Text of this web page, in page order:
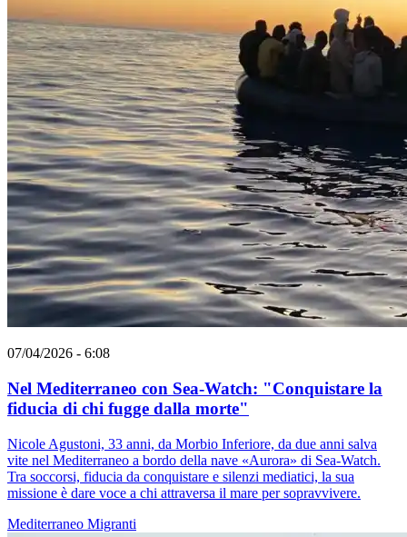
07/04/2026 - 6:08
Nel Mediterraneo con Sea-Watch: "Conquistare la
fiducia di chi fugge dalla morte"
Nicole Agustoni, 33 anni, da Morbio Inferiore, da due anni salva
vite nel Mediterraneo a bordo della nave «Aurora» di Sea-Watch.
Tra soccorsi, fiducia da conquistare e silenzi mediatici, la sua
missione è dare voce a chi attraversa il mare per sopravvivere.
Mediterraneo Migranti